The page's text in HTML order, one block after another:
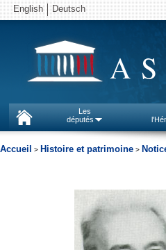
English Deutsch
Les
députés
Accueil > Histoire et patrimoine >